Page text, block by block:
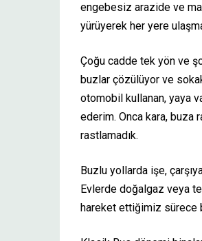
engebesiz arazide ve
yürüyerek her yere
Çoğu cadde tek yön ve
buzlar çözülüyor ve
otomobil kullanan, yaya
ederim. Onca kara, buza
rastlamadık.
Buzlu yollarda işe,
Evlerde doğalgaz veya
hareket ettiğimiz sürece